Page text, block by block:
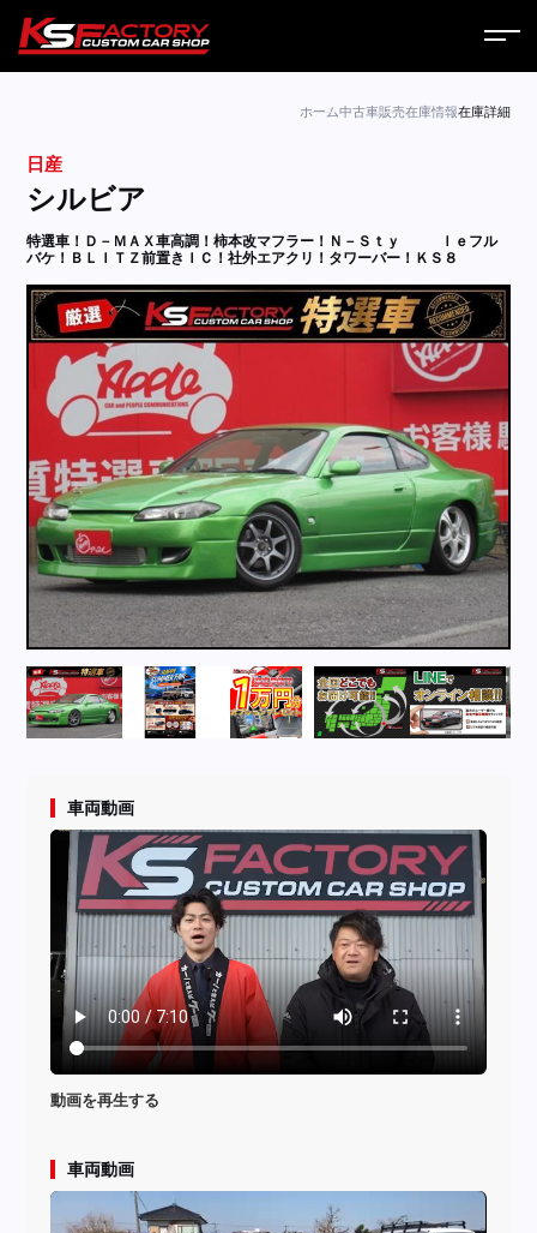
サービス
コラム
ニュース
営業日
お問い合わせ
採用情報
店舗問い合わせ
ホーム中古車販売在庫情報在庫詳細
日産
シルビア
特選車！Ｄ－ＭＡＸ車高調！柿本改マフラー！Ｎ－Ｓｔｙ
ｌｅフル
バケ！ＢＬＩＴＺ前置きＩＣ！社外エアクリ！タワーバー！ＫＳ８
車両動画
動画を再生する
車両動画